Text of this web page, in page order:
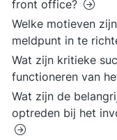
front office?
Welke motieven
meldpunt in te
Wat zijn kritieke
functioneren van
Wat zijn de
optreden bij het